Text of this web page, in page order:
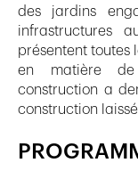
des jardins
infrastructures
présentent toutes
en matière de
construction a
construction